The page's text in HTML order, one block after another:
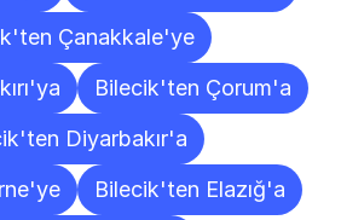
Çanakkale'ye
Bilecik'ten Çorum'a
Diyarbakır'a
Bilecik'ten Elazığ'a